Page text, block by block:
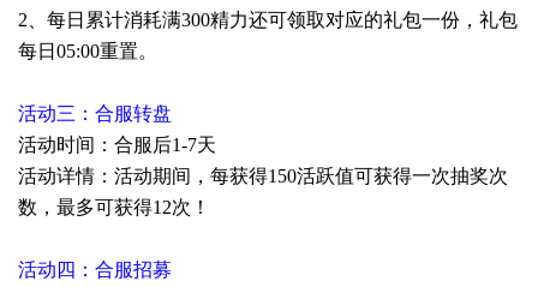
2、每日累计消耗满300精力还可领取对应的礼包一份，礼包
每日05:00重置。
活动三：合服转盘
活动时间：合服后1-7天
活动详情：活动期间，每获得150活跃值可获得一次抽奖次
数，最多可获得12次！
活动四：合服招募